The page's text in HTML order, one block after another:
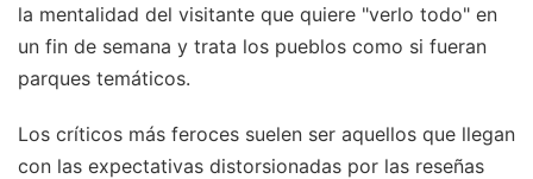
la mentalidad del visitante que quiere "verlo todo" en
un fin de semana y trata los pueblos como si fueran
parques temáticos.
Los críticos más feroces suelen ser aquellos que llegan
con las expectativas distorsionadas por las reseñas